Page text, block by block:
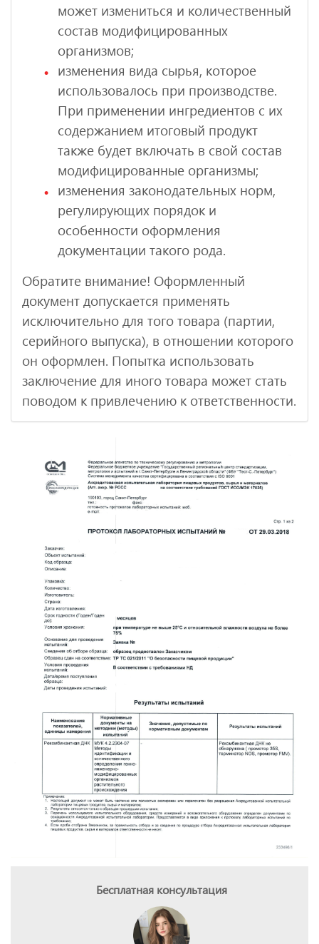
может измениться и количественный
состав модифицированных
организмов;
изменения вида сырья, которое
использовалось при производстве.
При применении ингредиентов с их
содержанием итоговый продукт
также будет включать в свой состав
модифицированные организмы;
изменения законодательных норм,
регулирующих порядок и
особенности оформления
документации такого рода.
Обратите внимание! Оформленный
документ допускается применять
исключительно для того товара (партии,
серийного выпуска), в отношении которого
он оформлен. Попытка использовать
заключение для иного товара может стать
поводом к привлечению к ответственности.
Бесплатная консультация